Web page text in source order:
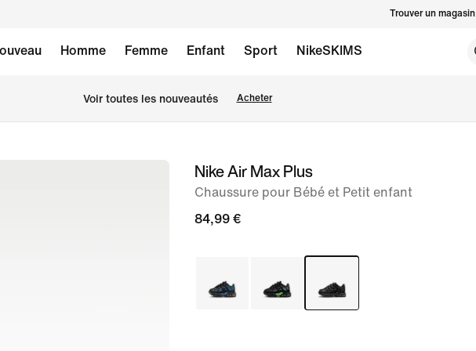
Trouver un magasin
Homme Femme Enfant Sport NikeSKIMS
Voir toutes les nouveautés Acheter
image 1Nike Air Max Plus
Chaussure pour Bébé et Petit enfant
84,99 €